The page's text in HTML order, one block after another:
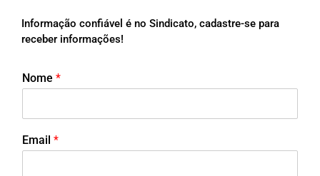
Informação confiável é no Sindicato, cadastre-se para
receber informações!
Nome *
Email *